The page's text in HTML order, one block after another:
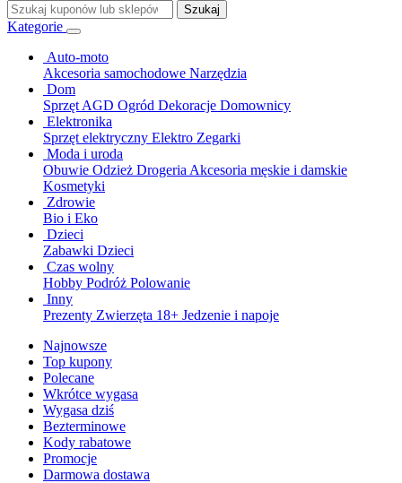
Szukaj
Kategorie
Auto-moto
Akcesoria samochodowe Narzędzia
Dom
Sprzęt AGD Ogród Dekoracje Domownicy
Elektronika
Sprzęt elektryczny Elektro Zegarki
Moda i uroda
Obuwie Odzież Drogeria Akcesoria męskie i damskie
Kosmetyki
Zdrowie
Bio i Eko
Dzieci
Zabawki Dzieci
Czas wolny
Hobby Podróż Polowanie
Inny
Prezenty Zwierzęta 18+ Jedzenie i napoje
Najnowsze
Top kupony
Polecane
Wkrótce wygasa
Wygasa dziś
Bezterminowe
Kody rabatowe
Promocje
Darmowa dostawa